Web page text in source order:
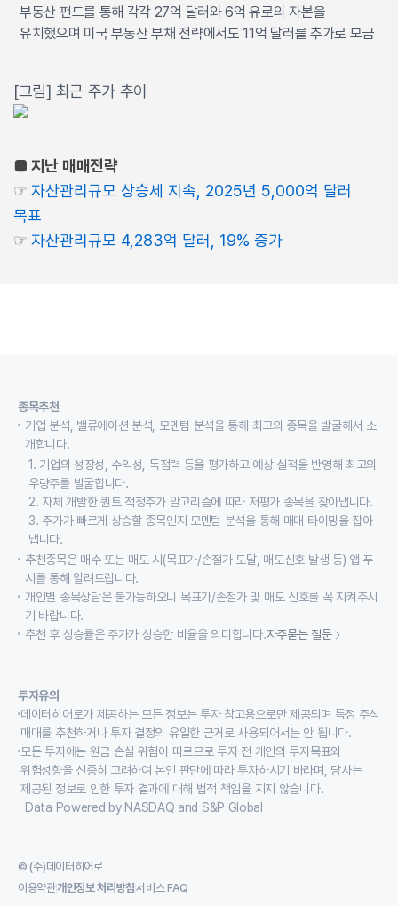
부동산 펀드를 통해 각각 27억 달러와 6억 유로의 자본을
유치했으며 미국 부동산 부채 전략에서도 11억 달러를 추가로 모금
[그림] 최근 주가 추이
■ 지난 매매전략
☞자산관리규모 상승세 지속, 2025년 5,000억 달러
목표
☞자산관리규모 4,283억 달러, 19% 증가
종목추천
기업 분석, 밸류에이션 분석, 모멘텀 분석을 통해 최고의 종목을 발굴해서 소
개합니다.
1. 기업의 성장성, 수익성, 독점력 등을 평가하고 예상 실적을 반영해 최고의
우량주를 발굴합니다.
2. 자체 개발한 퀀트 적정주가 알고리즘에 따라 저평가 종목을 찾아냅니다.
3. 주가가 빠르게 상승할 종목인지 모멘텀 분석을 통해 매매 타이밍을 잡아
냅니다.
추천종목은 매수 또는 매도 시(목표가/손절가 도달, 매도신호 발생 등) 앱 푸
시를 통해 알려드립니다.
개인별 종목상담은 불가능하오니 목표가/손절가 및 매도 신호를 꼭 지켜주시
기 바랍니다.
추천 후 상승률은 주가가 상승한 비율을 의미합니다.자주묻는 질문
투자유의
데이터히어로가 제공하는 모든 정보는 투자 참고용으로만 제공되며 특정 주식
매매를 추천하거나 투자 결정의 유일한 근거로 사용되어서는 안 됩니다.
모든 투자에는 원금 손실 위험이 따르므로 투자 전 개인의 투자목표와
위험성향을 신중히 고려하여 본인 판단에 따라 투자하시기 바라며, 당사는
제공된 정보로 인한 투자 결과에 대해 법적 책임을 지지 않습니다.
Data Powered by NASDAQ and S&P Global
© (주)데이터히어로
이용약관개인정보 처리방침서비스 FAQ